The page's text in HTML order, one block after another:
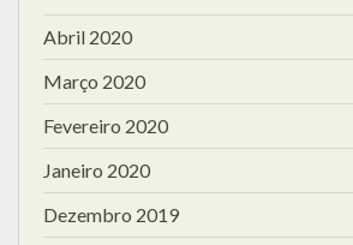
Abril 2020
Março 2020
Fevereiro 2020
Janeiro 2020
Dezembro 2019